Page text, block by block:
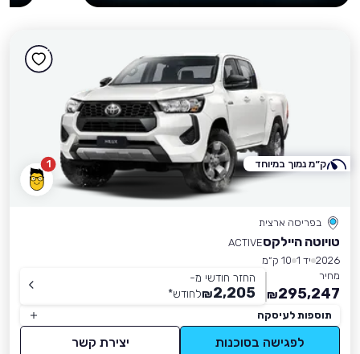
1
בפריסה ארצית
טויוטה היילקסACTIVE
2026 יד 1
10 ק״מ
מחיר
295,247
₪
החזר חודשי מ-
2,205
₪לחודש*
תוספות לעיסקה
לפגישה בסוכנות יצירת קשר
ק״מ נמוך במיוחד